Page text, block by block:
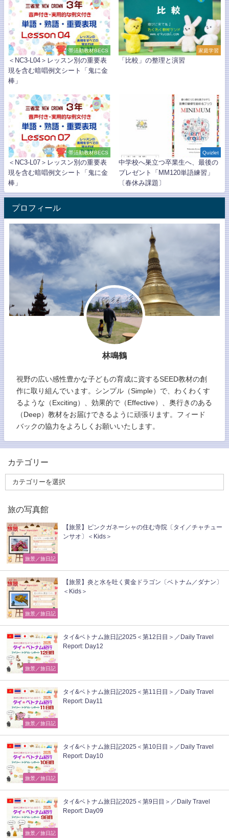
帯活動教材BECS
＜NC3-L04＞レッスン別の重要表
現を含む暗唱例文シート「鬼に金
棒」
家庭学習
「比較」の整理と演習
帯活動教材BECS
＜NC3-L07＞レッスン別の重要表
現を含む暗唱例文シート「鬼に金
棒」
Quizlet
中学校へ巣立つ卒業生へ、最後の
プレゼント「MM120単語練習」
〔春休み課題〕
プロフィール
林鳴鶴
視野の広い感性豊かな子どもの育成に資するSEED教材の創
作に取り組んでいます。シンプル（Simple）で、わくわくす
るような（Exciting）、効果的で（Effective）、奥行きのある
（Deep）教材をお届けできるように頑張ります。フィード
バックの協力をよろしくお願いいたします。
カテゴリー
旅の写真館
旅景／旅日記
【旅景】ピンクガネーシャの住む寺院〔タイ／チャチュー
ンサオ〕＜Kids＞
旅景／旅日記
【旅景】炎と水を吐く黄金ドラゴン〔ベトナム／ダナン〕
＜Kids＞
旅景／旅日記
タイ&ベトナム旅日記2025＜第12日目＞／Daily Travel
Report: Day12
旅景／旅日記
タイ&ベトナム旅日記2025＜第11日目＞／Daily Travel
Report: Day11
旅景／旅日記
タイ&ベトナム旅日記2025＜第10日目＞／Daily Travel
Report: Day10
旅景／旅日記
タイ&ベトナム旅日記2025＜第9日目＞／Daily Travel
Report: Day09